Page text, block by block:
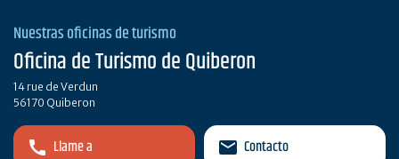
Nuestras oficinas de turismo
Oficina de Turismo de Quiberon
14 rue de Verdun
56170 Quiberon
Llame a Contacto